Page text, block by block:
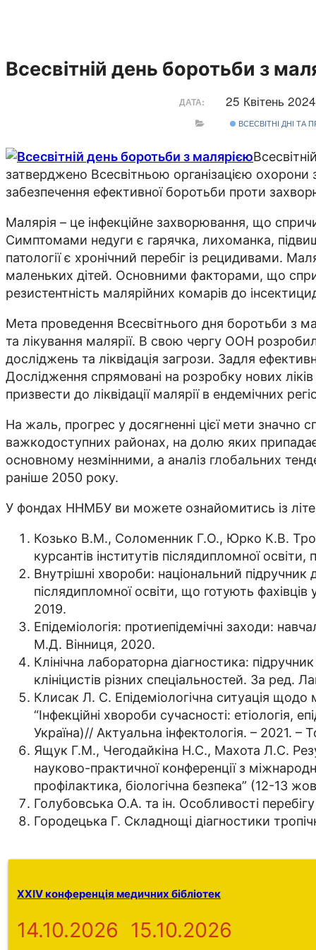
Всесвітній день боротьби з
ДАТА: 25 Квітень
ВСЕСВІТНІ ДНІ ТА
затверджено Всесвітньою організацією охорони
забезпечення ефективної боротьби проти
Малярія – це інфекційне захворювання, що
Симптомами недуги є гарячка, лихоманка,
патології є хронічний перебіг із рецидивами.
маленьких дітей. Основними факторами, що
резистентність малярійних комарів до
Мета проведення Всесвітнього дня боротьби з
та лікування малярії. В свою чергу ООН
досліджень та ліквідація загрози. Задля
Дослідження спрямовані на розробку нових
призвести до ліквідації малярії в ендемічних
На жаль, прогрес у досягненні цієї мети значно
важкодоступних районах, на долю яких
основному незмінними, а аналіз глобальних
раніше 2050 року.
У фондах ННМБУ ви можете ознайомитись із
Козько В.М., Соломенник Г.О., Юрко К.В.
курсантів інститутів післядипломної
Внутрішні хвороби: національний підручник
післядипломної освіти, що готують фахівців
2019.
Епідеміологія: протиепідемічні заходи:
М.Д. Вінниця, 2020.
Клінічна лабораторна діагностика:
клініцистів різних спеціальностей. За ред.
Клисак Л. С. Епідеміологічна ситуація
“Інфекційні хвороби сучасності: етіологія,
Україна)// Актуальна інфектологія. – 2021.
Ящук Г.М., Чегодайкіна Н.С., Махота Л.С.
науково-практичної конференції з
профілактика, біологічна безпека” (12-13
Голубовська О.А. та ін. Особливості
Городецька Г. Складнощі діагностики
XXIV конференція медичних бібліотек
14.10.2026 15.10.2026